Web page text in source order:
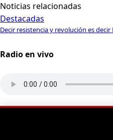
Noticias relacionadas
Destacadas
Decir resistencia y revolución es decir
Radio en vivo